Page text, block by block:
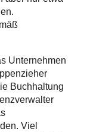
Unternehmen
Buchhaltung
Viel